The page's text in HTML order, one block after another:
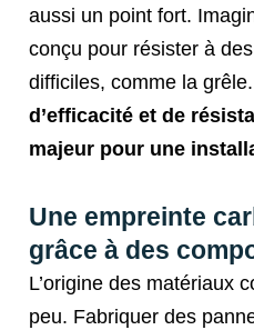
aussi un point fort.
conçu pour résister à
difficiles, comme la
d’efficacité et de
majeur pour une
Une empreinte
grâce à des
L’origine des matériaux
peu. Fabriquer des